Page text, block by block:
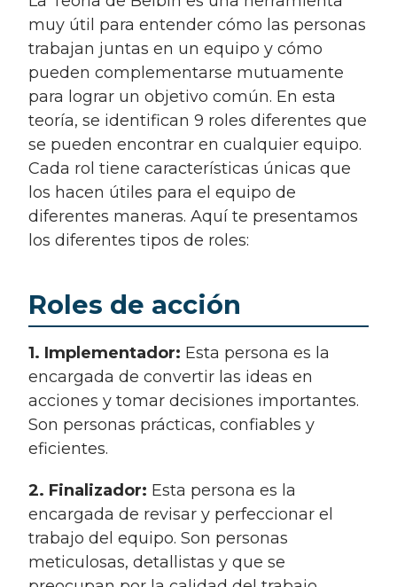
muy útil para entender cómo las personas
trabajan juntas en un equipo y cómo
pueden complementarse mutuamente
para lograr un objetivo común. En esta
teoría, se identifican 9 roles diferentes que
se pueden encontrar en cualquier equipo.
Cada rol tiene características únicas que
los hacen útiles para el equipo de
diferentes maneras. Aquí te presentamos
los diferentes tipos de roles:
Roles de acción
1. Implementador: Esta persona es la
encargada de convertir las ideas en
acciones y tomar decisiones importantes.
Son personas prácticas, confiables y
eficientes.
2. Finalizador: Esta persona es la
encargada de revisar y perfeccionar el
trabajo del equipo. Son personas
meticulosas, detallistas y que se